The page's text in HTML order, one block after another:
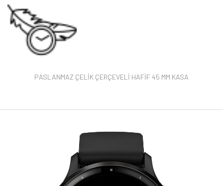
PASLANMAZ ÇELİK ÇERÇEVELİ HAFİF 45 MM KASA